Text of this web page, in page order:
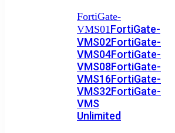
FortiGate-
VMS01FortiGate-
VMS02FortiGate-
VMS04FortiGate-
VMS08FortiGate-
VMS16FortiGate-
VMS32FortiGate-
VMS
Unlimited